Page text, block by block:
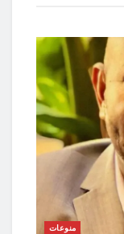
منوعات